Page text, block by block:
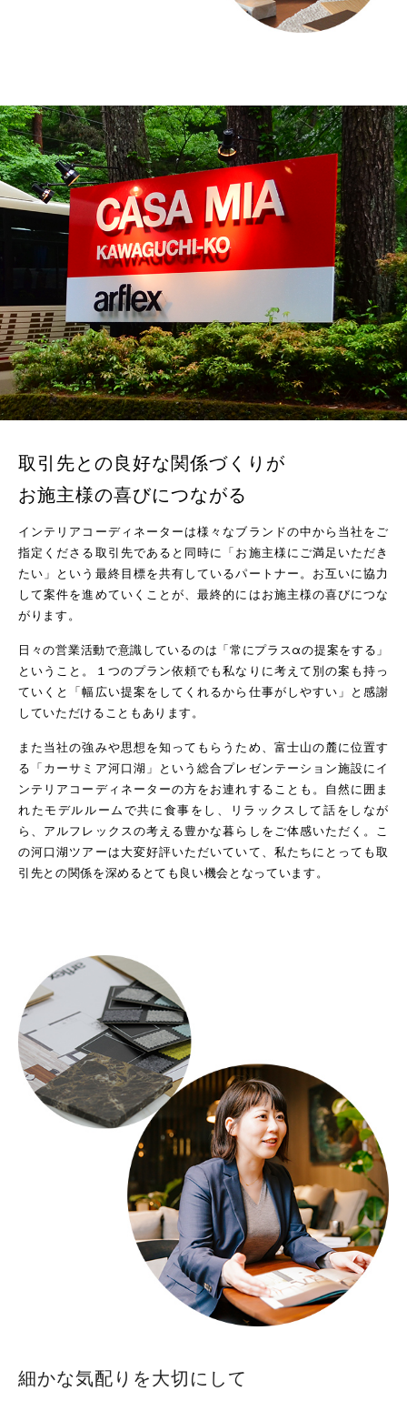
取引先との良好な関係づくりが
お施主様の喜びにつながる
インテリアコーディネーターは様々なブランドの中から当社をご
指定くださる取引先であると同時に「お施主様にご満足いただき
たい」という最終目標を共有しているパートナー。お互いに協力
して案件を進めていくことが、最終的にはお施主様の喜びにつな
がります。
日々の営業活動で意識しているのは「常にプラスαの提案をする」
ということ。１つのプラン依頼でも私なりに考えて別の案も持っ
ていくと「幅広い提案をしてくれるから仕事がしやすい」と感謝
していただけることもあります。
また当社の強みや思想を知ってもらうため、富士山の麓に位置す
る「カーサミア河口湖」という総合プレゼンテーション施設にイ
ンテリアコーディネーターの方をお連れすることも。自然に囲ま
れたモデルルームで共に食事をし、リラックスして話をしなが
ら、アルフレックスの考える豊かな暮らしをご体感いただく。こ
の河口湖ツアーは大変好評いただいていて、私たちにとっても取
引先との関係を深めるとても良い機会となっています。
細かな気配りを大切にして